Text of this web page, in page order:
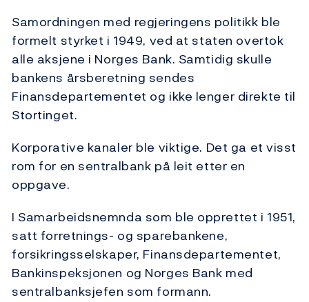
Samordningen med regjeringens politikk ble
formelt styrket i 1949, ved at staten overtok
alle aksjene i Norges Bank. Samtidig skulle
bankens årsberetning sendes
Finansdepartementet og ikke lenger direkte til
Stortinget.
Korporative kanaler ble viktige. Det ga et visst
rom for en sentralbank på leit etter en
oppgave.
I Samarbeidsnemnda som ble opprettet i 1951,
satt forretnings- og sparebankene,
forsikringsselskaper, Finansdepartementet,
Bankinspeksjonen og Norges Bank med
sentralbanksjefen som formann.